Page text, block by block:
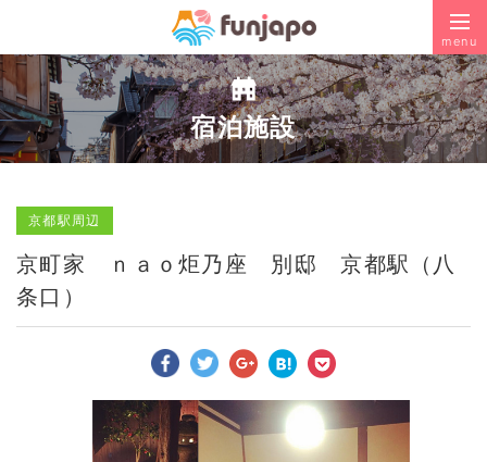
menu
宿泊施設
京都駅周辺
京町家 ｎａｏ炬乃座 別邸 京都駅（八
条口）